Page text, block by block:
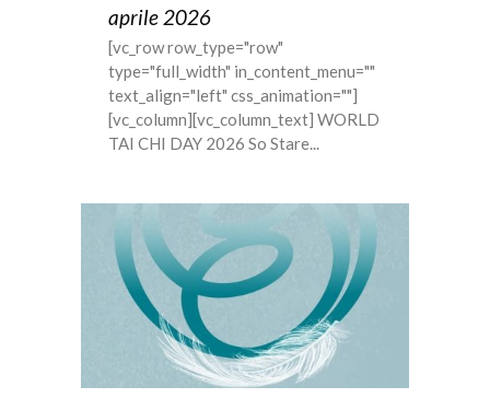
aprile 2026
[vc_row row_type="row"
type="full_width" in_content_menu=""
text_align="left" css_animation=""]
[vc_column][vc_column_text] WORLD
TAI CHI DAY 2026 So Stare...